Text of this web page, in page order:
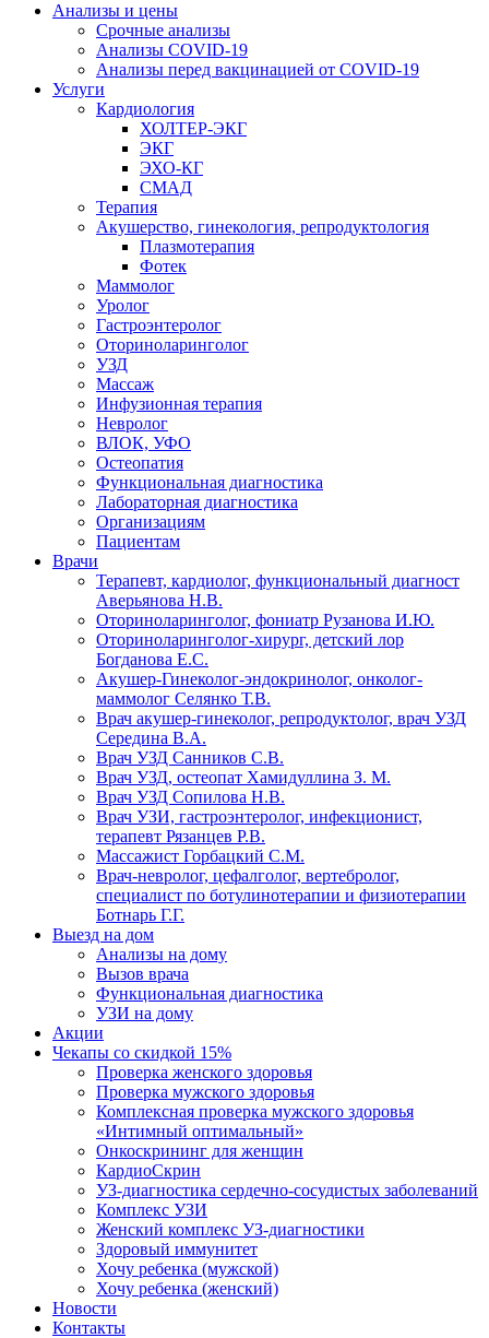
Анализы и цены
Срочные анализы
Анализы COVID-19
Анализы перед вакцинацией от COVID-19
Услуги
Кардиология
ХОЛТЕР-ЭКГ
ЭКГ
ЭХО-КГ
СМАД
Терапия
Акушерство, гинекология, репродуктология
Плазмотерапия
Фотек
Маммолог
Уролог
Гастроэнтеролог
Оториноларинголог
УЗД
Массаж
Инфузионная терапия
Невролог
ВЛОК, УФО
Остеопатия
Функциональная диагностика
Лабораторная диагностика
Организациям
Пациентам
Врачи
Терапевт, кардиолог, функциональный диагност
Аверьянова Н.В.
Оториноларинголог, фониатр Рузанова И.Ю.
Оториноларинголог-хирург, детский лор
Богданова Е.С.
Акушер-Гинеколог-эндокринолог, онколог-
маммолог Селянко Т.В.
Врач акушер-гинеколог, репродуктолог, врач УЗД
Середина В.А.
Врач УЗД Санников С.В.
Врач УЗД, остеопат Хамидуллина З. М.
Врач УЗД Сопилова Н.В.
Врач УЗИ, гастроэнтеролог, инфекционист,
терапевт Рязанцев Р.В.
Массажист Горбацкий С.М.
Врач-невролог, цефалголог, вертебролог,
специалист по ботулинотерапии и физиотерапии
Ботнарь Г.Г.
Выезд на дом
Анализы на дому
Вызов врача
Функциональная диагностика
УЗИ на дому
Акции
Чекапы со скидкой 15%
Проверка женского здоровья
Проверка мужского здоровья
Комплексная проверка мужского здоровья
«Интимный оптимальный»
Онкоcкрининг для женщин
КардиоСкрин
УЗ-диагностика сердечно-сосудистых заболеваний
Комплекс УЗИ
Женский комплекс УЗ-диагностики
Здоровый иммунитет
Хочу ребенка (мужской)
Хочу ребенка (женский)
Новости
Контакты